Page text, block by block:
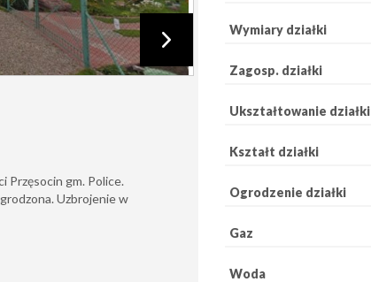
Przęsocin gm. Police.
Uzbrojenie w
Wymiary działki
Zagosp. działki
Ukształtowanie działki
Kształt działki
Ogrodzenie działki
Gaz
Woda